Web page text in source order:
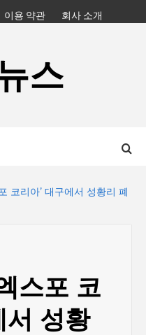
이용 약관 회사 소개
스
코리아’ 대구에서 성황리 폐
스포 코
서 성황